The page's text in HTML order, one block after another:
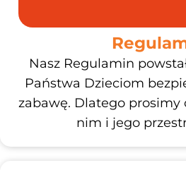
Nasz Regulamin
Państwa Dzieciom
zabawę. Dlatego prosimy
nim i jego